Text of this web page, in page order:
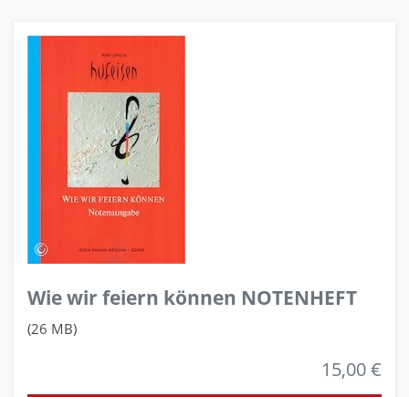
Wie wir feiern können NOTENHEFT
(26 MB)
15,00 €